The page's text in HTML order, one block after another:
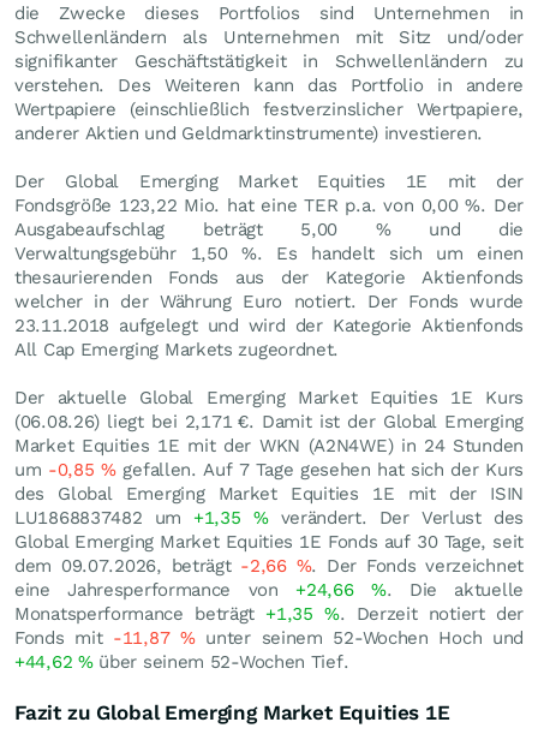
die Zwecke dieses Portfolios sind Unternehmen in
Schwellenländern als Unternehmen mit Sitz und/oder
signifikanter Geschäftstätigkeit in Schwellenländern zu
verstehen. Des Weiteren kann das Portfolio in andere
Wertpapiere (einschließlich festverzinslicher Wertpapiere,
anderer Aktien und Geldmarktinstrumente) investieren.
Der Global Emerging Market Equities 1E mit der
Fondsgröße 123,22 Mio. hat eine TER p.a. von 0,00 %. Der
Ausgabeaufschlag beträgt 5,00 % und die
Verwaltungsgebühr 1,50 %. Es handelt sich um einen
thesaurierenden Fonds aus der Kategorie Aktienfonds
welcher in der Währung Euro notiert. Der Fonds wurde
23.11.2018 aufgelegt und wird der Kategorie Aktienfonds
All Cap Emerging Markets zugeordnet.
Der aktuelle Global Emerging Market Equities 1E Kurs
(06.08.26) liegt bei 2,171 €. Damit ist der Global Emerging
Market Equities 1E mit der WKN (A2N4WE) in 24 Stunden
um -0,85%gefallen. Auf 7 Tage gesehen hat sich der Kurs
des Global Emerging Market Equities 1E mit der ISIN
LU1868837482 um +1,35 %verändert. Der Verlust des
Global Emerging Market Equities 1E Fonds auf 30 Tage, seit
dem 09.07.2026, beträgt -2,66 %. Der Fonds verzeichnet
eine Jahresperformance von +24,66 %. Die aktuelle
Monatsperformance beträgt +1,35 %. Derzeit notiert der
Fonds mit -11,87 %unter seinem 52-Wochen Hoch und
+44,62 %über seinem 52-Wochen Tief.
Fazit zu Global Emerging Market Equities 1E